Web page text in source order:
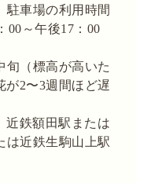
駐車場の利用時間
～午後17：00
旬（標高が高いた
が2〜3週間ほど遅
近鉄額田駅または
は近鉄生駒山上駅